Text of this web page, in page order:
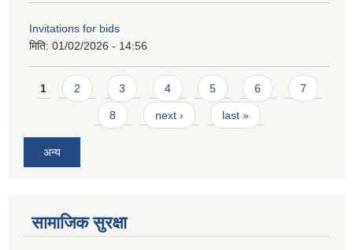
Invitations for bids
मिति: 01/02/2026 - 14:56
Pages
1 2 3 4 5 6 7
8 next › last »
अन्य
सामाजिक सुरक्षा